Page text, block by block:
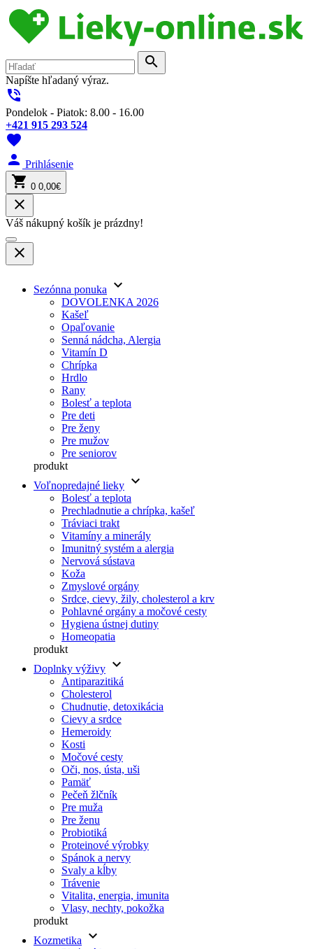
search
Napíšte hľadaný výraz.
phone_in_talk
Pondelok - Piatok: 8.00 - 16.00
+421 915 293 524
favorite
person Prihlásenie
shopping_cart 0 0,00€
close
Váš nákupný košík je prázdny!
close
Sezónna ponuka keyboard_arrow_down
DOVOLENKA 2026
Kašeľ
Opaľovanie
Senná nádcha, Alergia
Vitamín D
Chrípka
Hrdlo
Rany
Bolesť a teplota
Pre deti
Pre ženy
Pre mužov
Pre seniorov
produkt
Voľnopredajné lieky keyboard_arrow_down
Bolesť a teplota
Prechladnutie a chrípka, kašeľ
Tráviaci trakt
Vitamíny a minerály
Imunitný systém a alergia
Nervová sústava
Koža
Zmyslové orgány
Srdce, cievy, žily, cholesterol a krv
Pohlavné orgány a močové cesty
Hygiena ústnej dutiny
Homeopatia
produkt
Doplnky výživy keyboard_arrow_down
Antiparazitiká
Cholesterol
Chudnutie, detoxikácia
Cievy a srdce
Hemeroidy
Kosti
Močové cesty
Oči, nos, ústa, uši
Pamäť
Pečeň žlčník
Pre muža
Pre ženu
Probiotiká
Proteinové výrobky
Spánok a nervy
Svaly a kĺby
Trávenie
Vitalita, energia, imunita
Vlasy, nechty, pokožka
produkt
Kozmetika
keyboard_arrow_down